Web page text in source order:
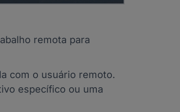
remota para
com o usuário remoto.
específico ou uma